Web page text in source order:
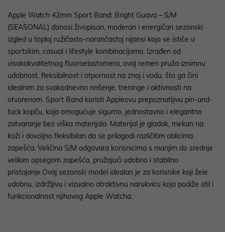
Apple Watch 42mm Sport Band: Bright Guava – S/M
(SEASONAL) donosi živopisan, moderan i energičan sezonski
izgled u toploj ružičasto-narančastoj nijansi koja se ističe u
sportskim, casual i lifestyle kombinacijama. Izrađen od
visokokvalitetnog fluoroelastomera, ovaj remen pruža iznimnu
udobnost, fleksibilnost i otpornost na znoj i vodu, što ga čini
idealnim za svakodnevno nošenje, treninge i aktivnosti na
otvorenom. Sport Band koristi Appleovu prepoznatljivu pin-and-
tuck kopču, koja omogućuje sigurno, jednostavno i elegantno
zatvaranje bez viška materijala. Materijal je gladak, mekan na
koži i dovoljno fleksibilan da se prilagodi različitim oblicima
zapešća. Veličina S/M odgovara korisnicima s manjim do srednje
velikim opsegom zapešća, pružajući udobno i stabilno
pristajanje.Ovaj sezonski model idealan je za korisnike koji žele
udobnu, izdržljivu i vizualno atraktivnu narukvicu koja podiže stil i
funkcionalnost njihovog Apple Watcha.